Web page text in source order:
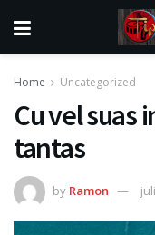
Home Uncategorized
Cu vel suas
tantas
by Ramon